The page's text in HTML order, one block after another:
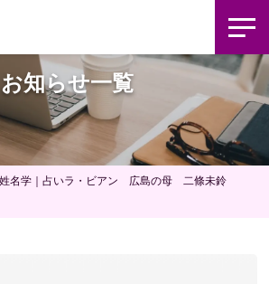
お知らせ一覧
姓名学｜占いラ・ビアン 広島の母 二條未鈴